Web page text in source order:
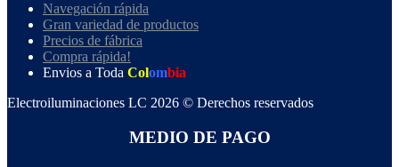
Navegación rápida
Gran variedad de productos
Precios de fábrica
Compra rápida!
Envios a Toda Colombia
Electroiluminaciones LC 2026 © Derechos reservados
MEDIO DE PAGO